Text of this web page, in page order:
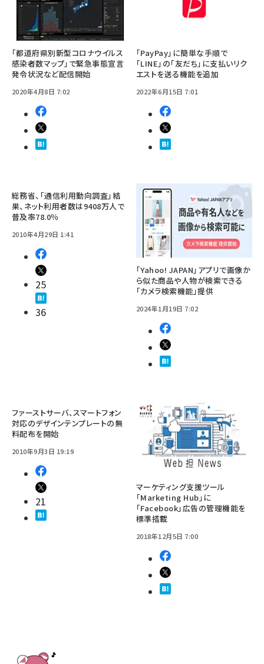
「都道府県別新型コロナウイルス
感染者数マップ」で緊急事態宣言
発令状況など配信開始
2020年4月8日 7:02
「PayPay」に簡単な手順で
「LINE」の「友だち」に支払いリク
エストを送る機能を追加
2022年6月15日 7:01
総務省、「通信利用動向調査」結
果、ネット利用者数は9408万人で
普及率78.0％
2010年4月29日 1:41
25
36
「Yahoo! JAPAN」アプリで画像か
ら似た商品や人物が検索できる
「カメラ検索機能」提供
2024年1月19日 7:02
ファーストサーバ、スマートフォン
対応のデザインテンプレートの無
料配布を開始
2010年9月3日 19:19
21
マーケティング支援ツール
「Marketing Hub」に
「Facebook」広告の管理機能を
標準搭載
2018年12月5日 7:00